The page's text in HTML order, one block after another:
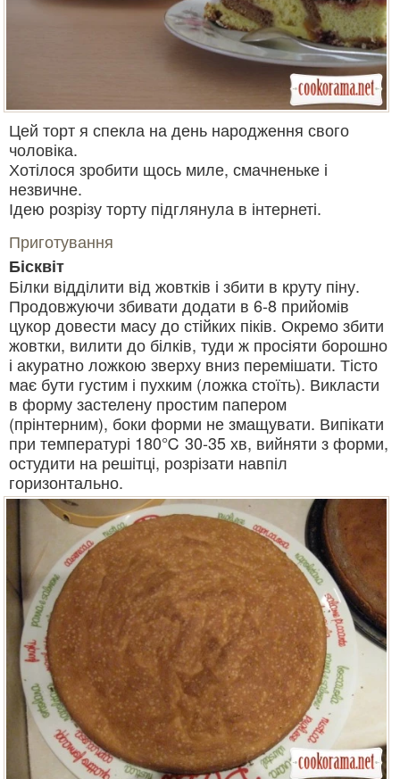
Цей торт я спекла на день народження свого
чоловіка.
Хотілося зробити щось миле, смачненьке і
незвичне.
Ідею розрізу торту підглянула в інтернеті.
Приготування
Бісквіт
Білки відділити від жовтків і збити в круту піну.
Продовжуючи збивати додати в 6-8 прийомів
цукор довести масу до стійких піків. Окремо збити
жовтки, вилити до білків, туди ж просіяти борошно
і акуратно ложкою зверху вниз перемішати. Тісто
має бути густим і пухким (ложка стоїть). Викласти
в форму застелену простим папером
(прінтерним), боки форми не змащувати. Випікати
при температурі 180℃ 30-35 хв, вийняти з форми,
остудити на решітці, розрізати навпіл
горизонтально.